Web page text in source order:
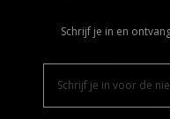
Schrijf je in en